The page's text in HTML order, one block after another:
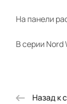
На панели
В серии Nord
Назад к